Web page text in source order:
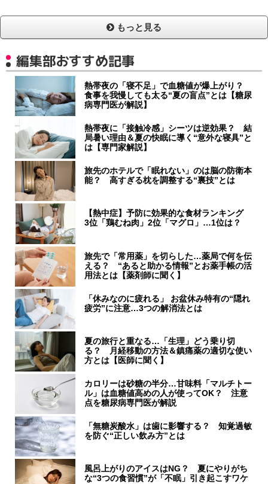
もっと見る
編集部おすすめ記事
熱帯夜の「寝不足」で血糖値が爆上がり？
食事を我慢しても太る“夏の盲点”とは【糖尿
病専門医が解説】
熱帯夜に「接触冷感」シーツは逆効果？ 結
局暑い理由＆夏の快眠に導く“意外な寝具”と
は【専門家解説】
旅先のホテルで「眠れない」のは脳の防衛本
能？ 高すぎる枕を調整する“裏技”とは
【熱中症】予防に効果的な食材ランキング
3位「鶏むね肉」2位「マグロ」…1位は？
旅先で「常用薬」を切らした…薬局で何を伝
える？ “あると助かる情報”とお薬手帳の活
用法とは【薬剤師に聞く】
「休みなのに疲れる」 お盆休み特有の“隠れ
疲労”に注意…3つの解消法とは
夏の旅行と重なる…「生理」どう乗り切
る？ 月経移動の方法＆鎮痛薬の適切な使い
方とは【医師に聞く】
カロリーは砂糖の半分…甘味料「マルチトー
ル」は血糖値高めの人が使ってOK？ 注意
点を糖尿病専門医が解説
「無糖炭酸水」は歯に影響する？ 知覚過敏
を防ぐ“正しい飲み方”とは
風呂上がりのアイスはNG？ 夏にやりがち
な“3つの食習慣”が「不眠」引き起こすワケ